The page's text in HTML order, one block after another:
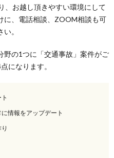
、お越し頂きやすい環境にして
に、電話相談、ZOOM相談も可
。
野の1つに「交通事故」案件がご
になります。
情報をアップデート